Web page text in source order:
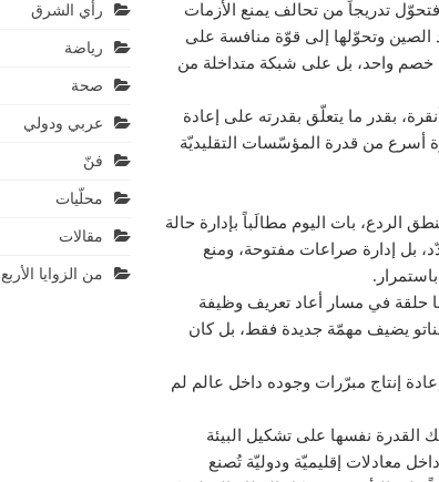
تدريجاً من تحالف يمنع الأزمات
الصين وتحوّلها إلى قوّة منافسة على
خصم واحد، بل على شبكة متداخلة من
بقدر ما يتعلّق بقدرته على إعادة
أسرع من قدرة المؤسّسات التقليديّة
الردع، بات اليوم مطالَباً بإدارة حالة
بل إدارة صراعات مفتوحة، ومنع
حلقة في مسار أعاد تعريف وظيفة
يضيف مهمّة جديدة فقط، بل كان
إنتاج مبرّرات وجوده داخل عالم لم
القدرة نفسها على تشكيل البيئة
معادلات إقليميّة ودوليّة تُصنع
رأي الشرق
رياضة
صحة
عربي ودولي
فنّ
محلّيات
مقالات
من الزوايا الأربع